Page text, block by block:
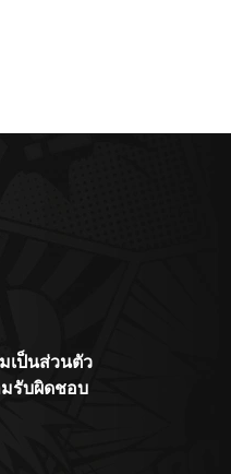
เป็นส่วนตัว
รับผิดชอบ